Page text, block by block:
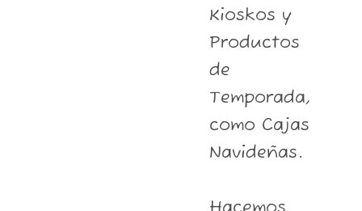
Kioskos y
Productos
de
Temporada,
como Cajas
Navideñas.